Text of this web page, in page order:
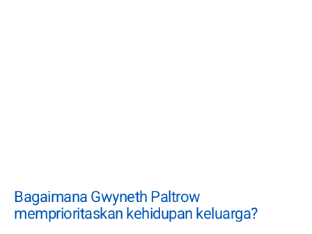
Bagaimana Gwyneth Paltrow
memprioritaskan kehidupan keluarga?